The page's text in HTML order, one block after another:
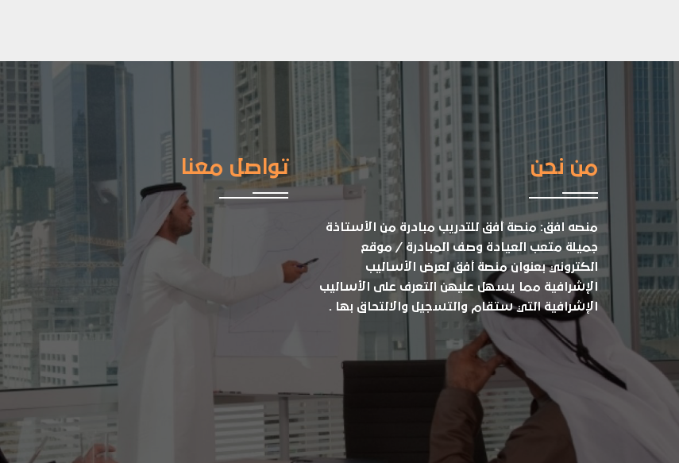
من نحن
منصه افق: منصة أفق للتدريب مبادرة من الأستاذة
جميلة متعب العيادة وصف المبادرة / موقع
الكتروني بعنوان منصة أفق لعرض الأساليب
الإشرافية مما يسهل عليهن التعرف على الأساليب
الإشرافية التي ستقام والتسجيل والالتحاق بها .
تواصل معنا